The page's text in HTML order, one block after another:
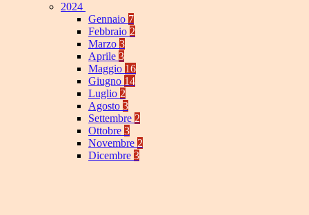
2024
Gennaio 7
Febbraio 2
Marzo 3
Aprile 3
Maggio 16
Giugno 14
Luglio 2
Agosto 3
Settembre 2
Ottobre 3
Novembre 2
Dicembre 3